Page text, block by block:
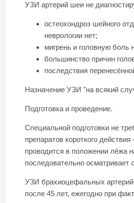
УЗИ артерий шеи не
остеохондроз шейного
неврологии нет;
мигрень и головную боль
большинство причин
последствия
Назначение УЗИ "на всякий
Подготовка и проведение.
Специальной подготовки не
препаратов короткого
проводится в положении лёжа
последовательно
УЗИ брахиоцефальных артерий
после 45 лет, ежегодно при